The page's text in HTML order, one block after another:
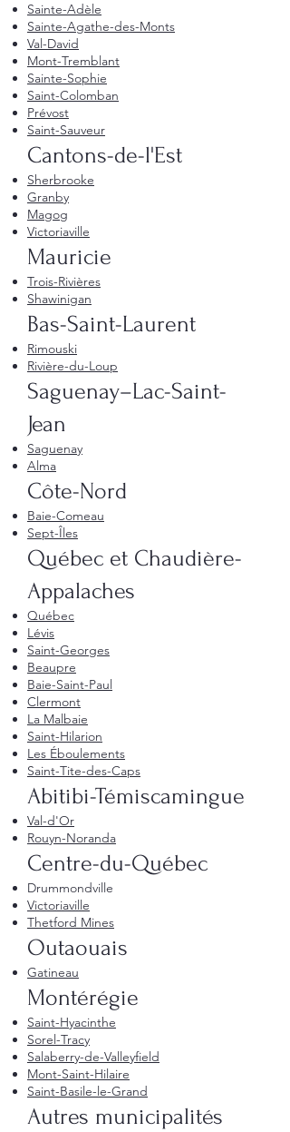
Sainte-Adèle
Sainte-Agathe-des-Monts
Val-David
Mont-Tremblant
Sainte-Sophie
Saint-Colomban
Prévost
Saint-Sauveur
Cantons-de-l'Est
Sherbrooke
Granby
Magog
Victoriaville
Mauricie
Trois-Rivières
Shawinigan
Bas-Saint-Laurent
Rimouski
Rivière-du-Loup
Saguenay–Lac-Saint-
Jean
Saguenay
Alma
Côte-Nord
Baie-Comeau
Sept-Îles
Québec et Chaudière-
Appalaches
Québec
Lévis
Saint-Georges
Beaupre
Baie-Saint-Paul
Clermont
La Malbaie
Saint-Hilarion
Les Éboulements
Saint-Tite-des-Caps
Abitibi-Témiscamingue
Val-d'Or
Rouyn-Noranda
Centre-du-Québec
Drummondville
Victoriaville
Thetford Mines
Outaouais
Gatineau
Montérégie
Saint-Hyacinthe
Sorel-Tracy
Salaberry-de-Valleyfield
Mont-Saint-Hilaire
Saint-Basile-le-Grand
Autres municipalités